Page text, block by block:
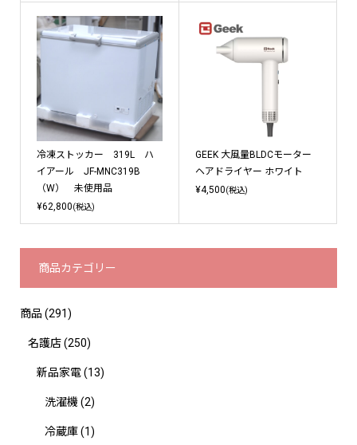
冷凍ストッカー 319L ハ
イアール JF-MNC319B
（W） 未使用品
¥62,800(税込)
GEEK 大風量BLDCモーター
ヘアドライヤー ホワイト
¥4,500(税込)
商品カテゴリー
商品 (291)
名護店(250)
新品家電(13)
洗濯機(2)
冷蔵庫(1)